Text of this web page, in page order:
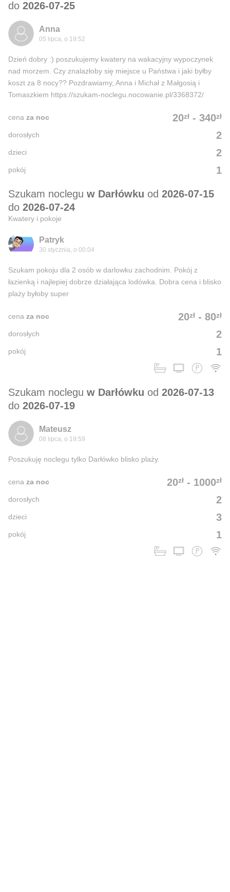
do 2026-07-25
Anna
05 lipca, o 19:52
Dzień dobry :) poszukujemy kwatery na wakacyjny wypoczynek
nad morzem. Czy znalazłoby się miejsce u Państwa i jaki byłby
koszt za 8 nocy?? Pozdrawiamy, Anna i Michał z Małgosią i
Tomaszkiem https://szukam-noclegu.nocowanie.pl/3368372/
20zł - 340zł
cena za noc
2
dorosłych
2
dzieci
1
pokój
Szukam noclegu w Darłówku od 2026-07-15
do 2026-07-24
Kwatery i pokoje
Patryk
30 stycznia, o 00:04
Szukam pokoju dla 2 osób w darlowku zachodnim. Pokój z
łazienką i najlepiej dobrze działająca lodówka. Dobra cena i blisko
plaży byłoby super
20zł - 80zł
cena za noc
2
dorosłych
1
pokój
Szukam noclegu w Darłówku od 2026-07-13
do 2026-07-19
Mateusz
08 lipca, o 19:59
Poszukuję noclegu tylko Darłówko blisko plaży.
20zł - 1000zł
cena za noc
2
dorosłych
3
dzieci
1
pokój